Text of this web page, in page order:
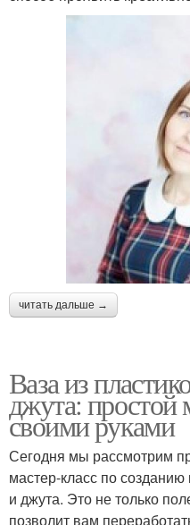
читать дальше →
Ваза из
джута: простой
своими руками
Сегодня мы рассмотрим
мастер-класс по
и джута. Это не только
позволит вам